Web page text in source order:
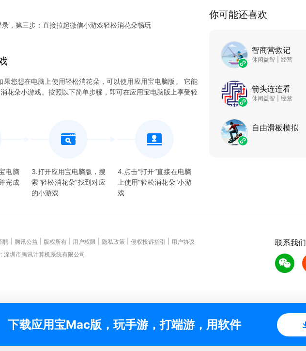
，第三步：直接拉起微信小游戏轻松消花朵畅玩
您想在电脑上使用轻松消花朵，可以使用应用宝电脑版。 它能
花朵小游戏。按照以下简单步骤，即可在应用宝电脑版上享受轻
电脑
完成
3.打开应用宝电脑版，搜
索“轻松消花朵”找到对应
的小游戏
4.点击“打开”直接在电脑
上使用“轻松消花朵”小游
戏
你可能还喜欢
智商营救记
休闲益智 经营
箭头连连看
休闲益智 经营
自由滑板模拟
联系我们
聘 腾讯公益 版权所有 用户权限 隐私政策 侵权投诉指引
用户协议
深圳市腾讯计算机系统有限公司
下载应用宝Mac版，玩手游，打端游，用软件